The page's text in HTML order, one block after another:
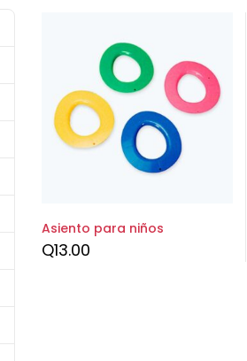
Asiento para niños
Q13.00